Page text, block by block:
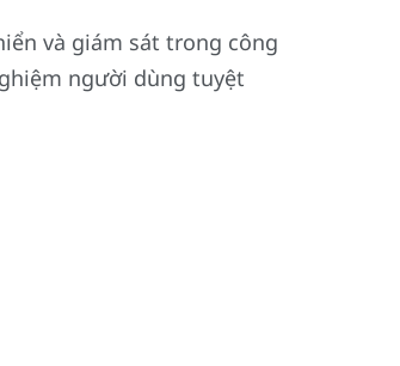
và giám sát trong công
người dùng tuyệt